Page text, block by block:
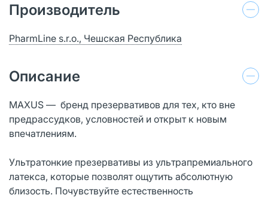
Производитель
PharmLine s.r.o., Чешская Республика
Описание
MAXUS — бренд презервативов для тех, кто вне
предрассудков, условностей и открыт к новым
впечатлениям.
Ультратонкие презервативы из ультрапремиального
латекса, которые позволят ощутить абсолютную
близость. Почувствуйте естественность